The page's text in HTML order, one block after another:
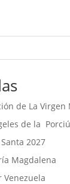
de La Virgen
de la
2027
Magdalena
Venezuela